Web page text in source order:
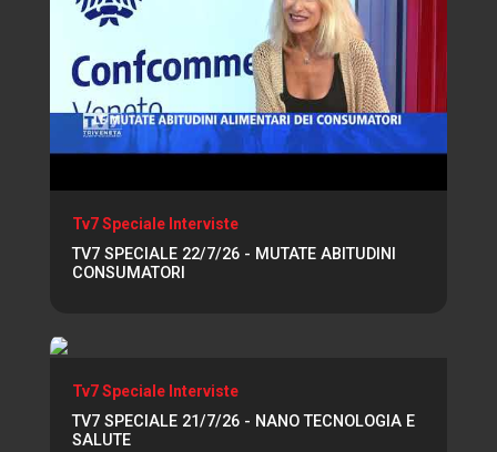
Tv7 Speciale Interviste
TV7 SPECIALE 22/7/26 - MUTATE ABITUDINI
CONSUMATORI
Tv7 Speciale Interviste
TV7 SPECIALE 21/7/26 - NANO TECNOLOGIA E
SALUTE